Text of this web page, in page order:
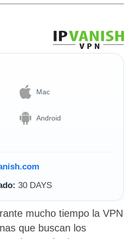
Mac
Android
30 DAYS
mucho tiempo la VPN
que buscan los